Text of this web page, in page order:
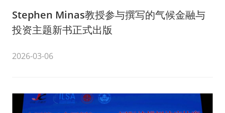
Stephen Minas教授参与撰写的气候金融与
投资主题新书正式出版
2026-03-06